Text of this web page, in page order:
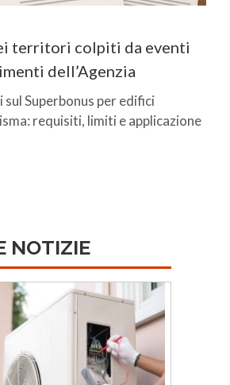
territori colpiti da eventi
dell’Agenzia
Superbonus per edifici
requisiti, limiti e applicazione
NOTIZIE